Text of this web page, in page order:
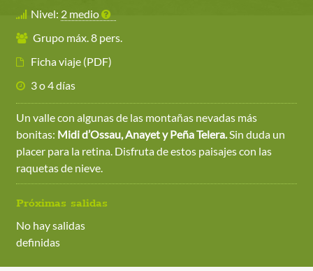
Nivel: 2 medio
Grupo máx. 8 pers.
Ficha viaje (PDF)
3 o 4 días
Un valle con algunas de las montañas nevadas más
bonitas: Midi d’Ossau, Anayet y Peña Telera.Sin duda un
placer para la retina. Disfruta de estos paisajes con las
raquetas de nieve.
Próximas salidas
No hay salidas
definidas